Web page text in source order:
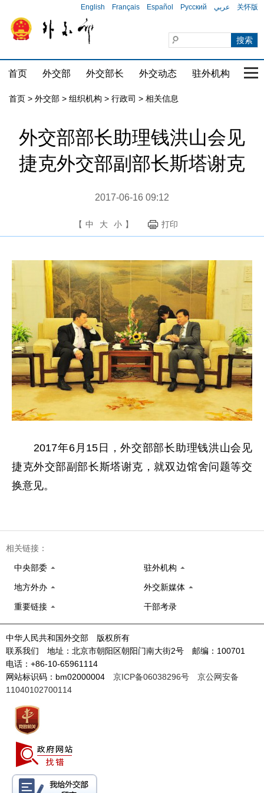
English Français Español Русский عربي 关怀版
首页 外交部 外交部长 外交动态 驻外机构 国
首页 > 外交部 > 组织机构 > 行政司 > 相关信息
外交部部长助理钱洪山会见
捷克外交部副部长斯塔谢克
2017-06-16 09:12
【 中 大 小 】 打印
2017年6月15日，外交部部长助理钱洪山会见
捷克外交部副部长斯塔谢克，就双边馆舍问题等交
换意见。
相关链接：
中央部委 驻外机构
地方外办 外交新媒体
重要链接 干部考录
中华人民共和国外交部 版权所有
联系我们 地址：北京市朝阳区朝阳门南大街2号 邮编：100701
电话：+86-10-65961114
网站标识码：bm02000004 京ICP备06038296号
京公网安备
11040102700114